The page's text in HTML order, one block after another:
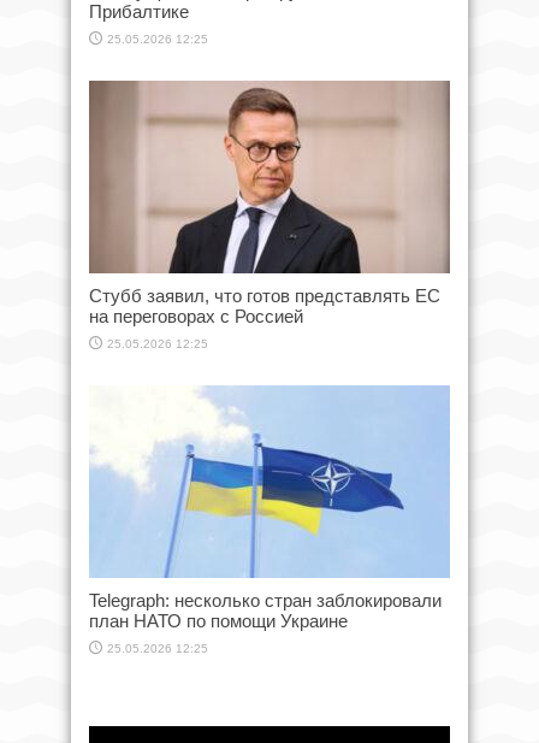
Прибалтике
25.05.2026 12:25
Стубб заявил, что готов представлять ЕС
на переговорах с Россией
25.05.2026 12:25
Telegraph: несколько стран заблокировали
план НАТО по помощи Украине
25.05.2026 12:25